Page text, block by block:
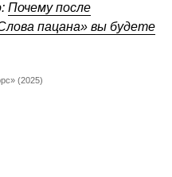
Почему после
пацана» вы будете
(2025)